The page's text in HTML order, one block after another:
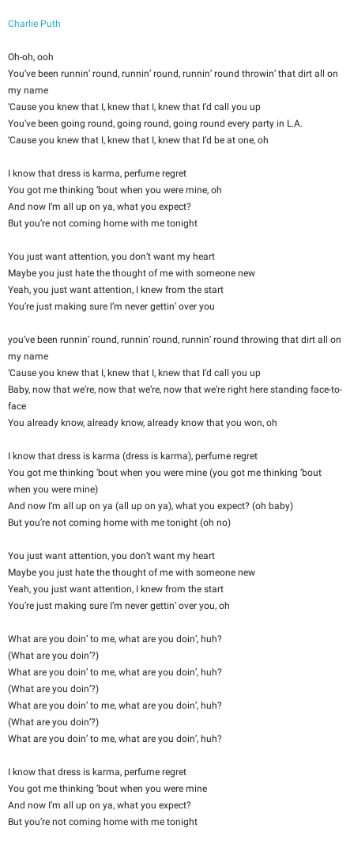
Charlie Puth
Oh-oh, ooh
You’ve been runnin’ round, runnin’ round, runnin’ round throwin’ that dirt all on
my name
‘Cause you knew that I, knew that I, knew that I’d call you up
You’ve been going round, going round, going round every party in L.A.
‘Cause you knew that I, knew that I, knew that I’d be at one, oh
I know that dress is karma, perfume regret
You got me thinking ’bout when you were mine, oh
And now I’m all up on ya, what you expect?
But you’re not coming home with me tonight
You just want attention, you don’t want my heart
Maybe you just hate the thought of me with someone new
Yeah, you just want attention, I knew from the start
You’re just making sure I’m never gettin’ over you
you’ve been runnin’ round, runnin’ round, runnin’ round throwing that dirt all on
my name
‘Cause you knew that I, knew that I, knew that I’d call you up
Baby, now that we’re, now that we’re, now that we’re right here standing face-to-
face
You already know, already know, already know that you won, oh
I know that dress is karma (dress is karma), perfume regret
You got me thinking ’bout when you were mine (you got me thinking ’bout
when you were mine)
And now I’m all up on ya (all up on ya), what you expect? (oh baby)
But you’re not coming home with me tonight (oh no)
You just want attention, you don’t want my heart
Maybe you just hate the thought of me with someone new
Yeah, you just want attention, I knew from the start
You’re just making sure I’m never gettin’ over you, oh
What are you doin’ to me, what are you doin’, huh?
(What are you doin’?)
What are you doin’ to me, what are you doin’, huh?
(What are you doin’?)
What are you doin’ to me, what are you doin’, huh?
(What are you doin’?)
What are you doin’ to me, what are you doin’, huh?
I know that dress is karma, perfume regret
You got me thinking ’bout when you were mine
And now I’m all up on ya, what you expect?
But you’re not coming home with me tonight